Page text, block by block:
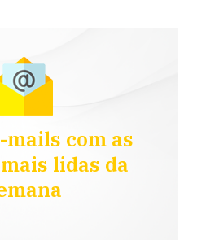
mails com as
lidas da